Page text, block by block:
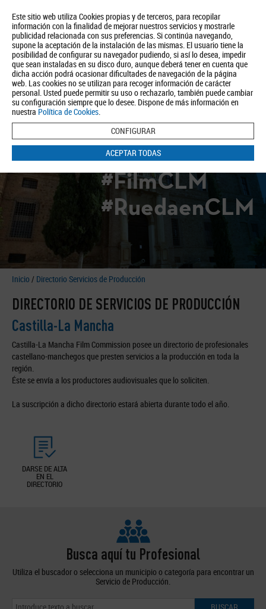
Este sitio web utiliza Cookies propias y de terceros, para recopilar
información con la finalidad de mejorar nuestros servicios y mostrarle
publicidad relacionada con sus preferencias. Si continúa navegando,
supone la aceptación de la instalación de las mismas. El usuario tiene la
posibilidad de configurar su navegador pudiendo, si así lo desea, impedir
que sean instaladas en su disco duro, aunque deberá tener en cuenta que
dicha acción podrá ocasionar dificultades de navegación de la página
web. Las cookies no se utilizan para recoger información de carácter
personal. Usted puede permitir su uso o rechazarlo, también puede cambiar
su configuración siempre que lo desee. Dispone de más información en
nuestra Política de Cookies.
CONFIGURAR
ACEPTAR TODAS
Quiénes somos Turismo Política de Privacidad Aviso Legal
Política de Cookies
BUSCAR
#FilmCLM
#RuedaenCLM
Inicio / Directorio Servicios de Producción
DIRECTORIO DE SERVICIOS DE PRODUCCIÓN
Castilla-La Mancha
Castilla-La Mancha Film Commission posee un directorio de profesionales
castellano-manchegos que presten servicios a la producción en toda la
región.
Éste se envía a los productores audiovisuales que lo soliciten.
La suscripción a dicho directorio estará abierta durante todo el año.
DARSE DE ALTA
EN EL
DIRECTORIO
Busca aquí tu Profesional
Utiliza el buscador o selecciona un municipio o categoría para encontrar un
Servicio de Producción.